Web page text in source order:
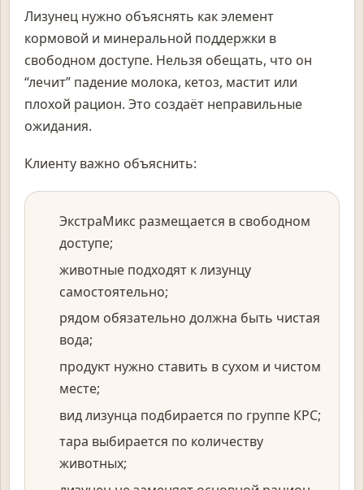
Лизунец нужно объяснять как элемент
кормовой и минеральной поддержки в
свободном доступе. Нельзя обещать, что он
“лечит” падение молока, кетоз, мастит или
плохой рацион. Это создаёт неправильные
ожидания.
Клиенту важно объяснить:
ЭкстраМикс размещается в свободном
доступе;
животные подходят к лизунцу
самостоятельно;
рядом обязательно должна быть чистая
вода;
продукт нужно ставить в сухом и чистом
месте;
вид лизунца подбирается по группе КРС;
тара выбирается по количеству
животных;